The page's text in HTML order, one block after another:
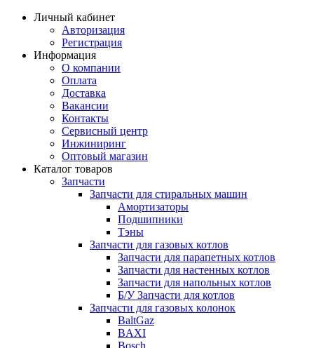
Личный кабинет
Авторизация
Регистрация
Информация
О компании
Оплата
Доставка
Вакансии
Контакты
Сервисный центр
Инжиниринг
Оптовый магазин
Каталог товаров
Запчасти
Запчасти для стиральных машин
Амортизаторы
Подшипники
Тэны
Запчасти для газовых котлов
Запчасти для парапетных котлов
Запчасти для настенных котлов
Запчасти для напольных котлов
Б/У Запчасти для котлов
Запчасти для газовых колонок
BaltGaz
BAXI
Bosch